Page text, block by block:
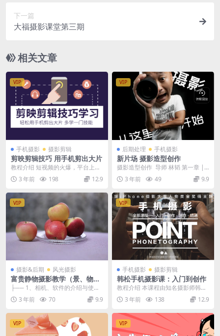
下一篇
大福摄影课堂第三期
相关文章
VIP
手机摄影 摄影剪辑
剪映剪辑技巧 用手机剪出大片
教程介绍 短视频的火爆，平台上出
现了各式各样酷炫的视频，因此，
许多人也想做出高逼...
3 年前 198 12.9
VIP
后期处理 手机摄影
新片场 摄影造型创作
摄影造型创作 导师 林韬 第一章 |
摄影技术基础 【第1课】快门
（上） 【第...
3 年前 49 9.9
VIP
摄影&后期 风光摄影
富贵静物摄影教学（景、物、
人）
├── 1、相机、软件的介绍与使用.
mp4 ├── 2、相机、软件的使用与
介绍（...
3 年前 70 9.9
VIP
手机摄影 摄影剪辑
韩松手机摄影课：入门到创作
教程介绍 本课程由知名摄影师韩松
主讲，是原画册工作室出品的手机
摄影全套系统课程，...
3 年前 138 12.9
VIP VIP